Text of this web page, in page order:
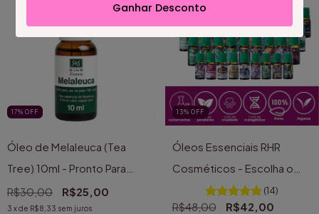
17% OFF
Óleo de Melaleuca (Tea
Tree) 10ml - Pronto Para
Pele
R$30,00 R$25,00
3 x de R$8,33 sem juros
13% OFF
Óleos Essenciais RHR
Cosméticos - Escolha o
(14)
R$48,00 R$42,00
Ganhar Desconto